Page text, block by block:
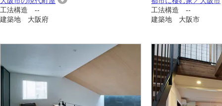
工法構造 --
建築地 大阪府
工法構造 --
建築地 大阪市